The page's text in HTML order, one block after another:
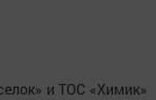
и ТОС «Химик»